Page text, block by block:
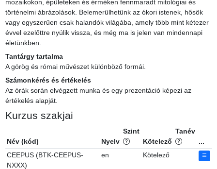
mozaikokon, épületeken és érméken fennmaradt mitológiai és
történelmi ábrázolások. Belemerülhetünk az ókori istenek, hősök
vagy egyszerűen csak halandók világába, amely több mint kétezer
évvel ezelőttre nyúlik vissza, és még ma is jelen van mindennapi
életünkben.
Tantárgy tartalma
A görög és római művészet különböző formái.
Számonkérés és értékelés
Az órák során elvégzett munka és egy prezentáció képezi az
értékelés alapját.
Kurzus szakjai
Név (kód) Nyelv
Szint
Kötelező
Tanév
...
CEEPUS (BTK-CEEPUS-
NXXX)
en Kötelező